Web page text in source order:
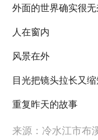
外面的世界确实很无
人在窗内
风景在外
目光把镜头拉长又缩
重复昨天的故事
来源：冷水江市布